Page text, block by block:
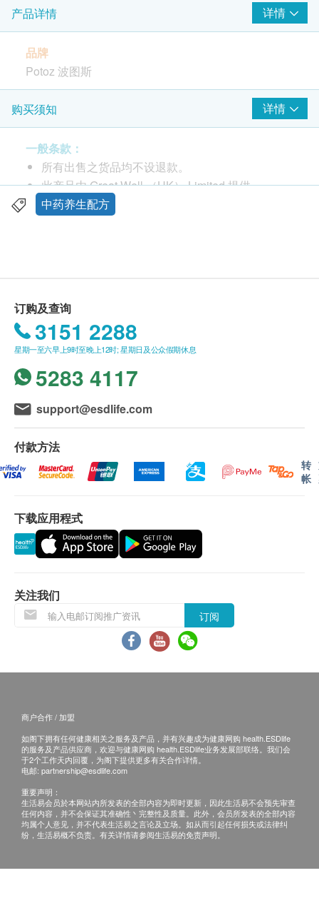
产品详情 详情
品牌
Potoz 波图斯
包装
20粒
产地
美国
功效
咽喉、牙龈、口腔、等诸种困扰
减轻牙肉、扁桃腺困扰等问题
清利声带、排毒利湿
生津降火、利道通淋
服用方式
每日3次，每次1-2粒。
产品成份
Olive Leaf Extract (橄榄叶)-50mg
Thyme Leaf (麝香草)-50mg
Turmeric Root Extract (姜黄)-20mg
Goldenseal Root Extract (金印草)
金印草不仅是记录中最古老的疗方之一，也是至今仍
广为世界各地使用的药草。它是由北澳洲土著所发
现，远在抗生素发明之前，这种多功能的药草就被制
道感染、口腔溃疡、皮肤炎症、鼻窦炎等症状有很好
的改善作用。
Thyme Leaf (麝香草)
麝香草有杀菌防腐功效，是传统的药用品种，适合烹
调或制作漱口水，也常被用于缓解感冒及喉咙痛的症
状。
各种分子研究已经证实姜黄素可以抑制促发炎因子，
购买须知 详情
一般条款：
所有出售之货品均不设退款。
此产品由 Great Well （HK） Limited 提供。
如有任何争议，Great Well Limited及健康网购
费。
我们将于确定订单后3个工作天内安排发货。
不排除运送时间会因节日而有所影响。 当八号烈
风讯号悬挂或黑色暴雨警告生效时，送货服务时间
将会延迟。
所有订单须视乎相关货品的供应情况再作最后确
认。 倘若生活易未能提供任何订单上的货品，生
活易有权拒绝接受该订单，并且会于送货前透过电
话或电邮通知顾客再作安排。
货品质量保证，于顾客收到产品当日起计，食用期
应最少有12个月或以上。
当顾客收取已订购之货品时，有责任检查货品是否
有损毁情况，一经确认签收，恕不接受退换。
退换产品必须包装完整，如退换之产品有任何残缺
或过期退回，供应商有权不受理。
电邮: info@gwellhk.com
查询热线：2310 7088
中药养生配方
订购及查询
3151 2288
星期一至六早上9时至晚上12时; 星期日及公众假期休息
5283 4117
support@esdlife.com
付款方法
转
帐
下载应用程式
关注我们
订阅
商户合作 / 加盟
如阁下拥有任何健康相关之服务及产品，并有兴趣成为健康网购 health.ESDlife
的服务及产品供应商，欢迎与健康网购 health.ESDlife业务发展部联络。我们会
于2个工作天内回覆，为阁下提供更多有关合作详情。
电邮: partnership@esdlife.com
重要声明：
生活易会员於本网站内所发表的全部内容为即时更新，因此生活易不会预先审查
任何内容，并不会保证其准确性丶完整性及质量。此外，会员所发表的全部内容
均属个人意见，并不代表生活易之言论及立场。如从而引起任何损失或法律纠
纷，生活易概不负责。有关详情请参阅生活易的免责声明。